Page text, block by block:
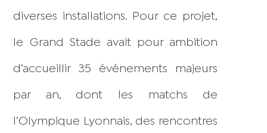
diverses installations. Pour ce projet,
le Grand Stade avait pour ambition
d’accueillir 35 événements majeurs
par an, dont les matchs de
l’Olympique Lyonnais, des rencontres